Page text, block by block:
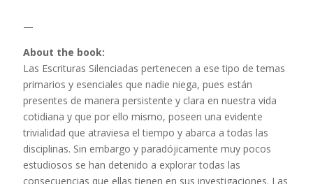
—
About the book:
Las Escrituras Silenciadas pertenecen a ese tipo de temas
primarios y esenciales que nadie niega, pues están
presentes de manera persistente y clara en nuestra vida
cotidiana y que por ello mismo, poseen una evidente
trivialidad que atraviesa el tiempo y abarca a todas las
disciplinas. Sin embargo y paradójicamente muy pocos
estudiosos se han detenido a explorar todas las
consecuencias que ellas tienen en sus investigaciones. Las